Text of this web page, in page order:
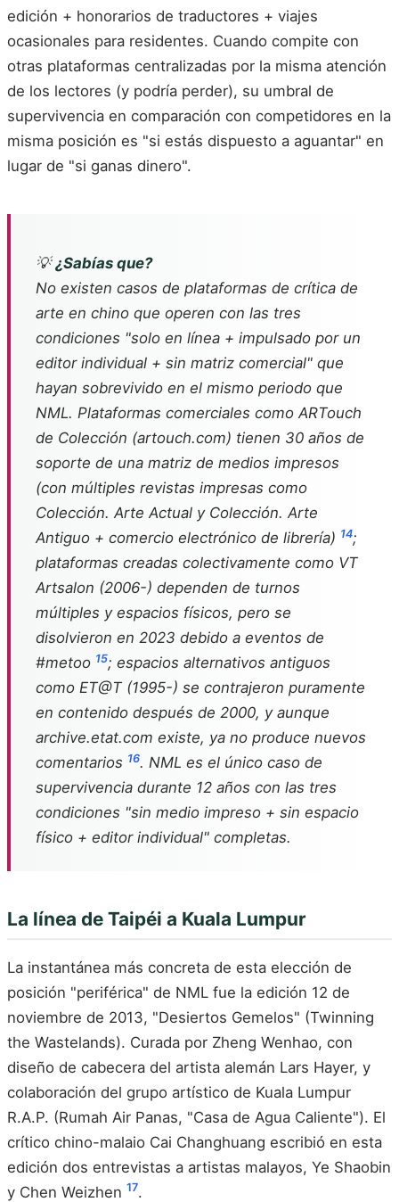
edición + honorarios de traductores + viajes
ocasionales para residentes. Cuando compite con
otras plataformas centralizadas por la misma atención
de los lectores (y podría perder), su umbral de
supervivencia en comparación con competidores en la
misma posición es "si estás dispuesto a aguantar" en
lugar de "si ganas dinero".
💡¿Sabías que?
No existen casos de plataformas de crítica de
arte en chino que operen con las tres
condiciones "solo en línea + impulsado por un
editor individual + sin matriz comercial" que
hayan sobrevivido en el mismo periodo que
NML. Plataformas comerciales comoARTouch
de Colección (artouch.com) tienen 30 años de
soporte de una matriz de medios impresos
(con múltiples revistas impresas como
Colección. Arte Actual y Colección. Arte
Antiguo + comercio electrónico de librería) 14;
plataformas creadas colectivamente como VT
Artsalon (2006-) dependen de turnos
múltiples y espacios físicos, pero se
disolvieron en 2023 debido a eventos de
#metoo 15; espacios alternativos antiguos
como ET@T (1995-) se contrajeron puramente
en contenido después de 2000, y aunque
archive.etat.com existe, ya no produce nuevos
comentarios 16. NML es el único caso de
supervivencia durante 12 años con las tres
condiciones "sin medio impreso + sin espacio
físico + editor individual" completas.
La línea de Taipéi a Kuala Lumpur
La instantánea más concreta de esta elección de
posición "periférica" de NML fue la edición 12 de
noviembre de 2013, "Desiertos Gemelos" (Twinning
the Wastelands). Curada por Zheng Wenhao, con
diseño de cabecera del artista alemán Lars Hayer, y
colaboración del grupo artístico de Kuala Lumpur
R.A.P. (Rumah Air Panas, "Casa de Agua Caliente"). El
crítico chino-malaio Cai Changhuang escribió en esta
edición dos entrevistas a artistas malayos, Ye Shaobin
y Chen Weizhen 17.